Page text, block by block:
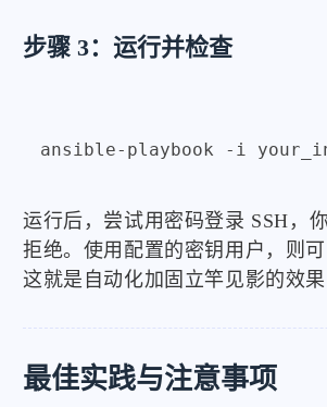
步骤 3：运行并检查
运行后，尝试用密码登录 SSH，
拒绝。使用配置的密钥用户，则可
这就是自动化加固立竿见影的效果
最佳实践与注意事项